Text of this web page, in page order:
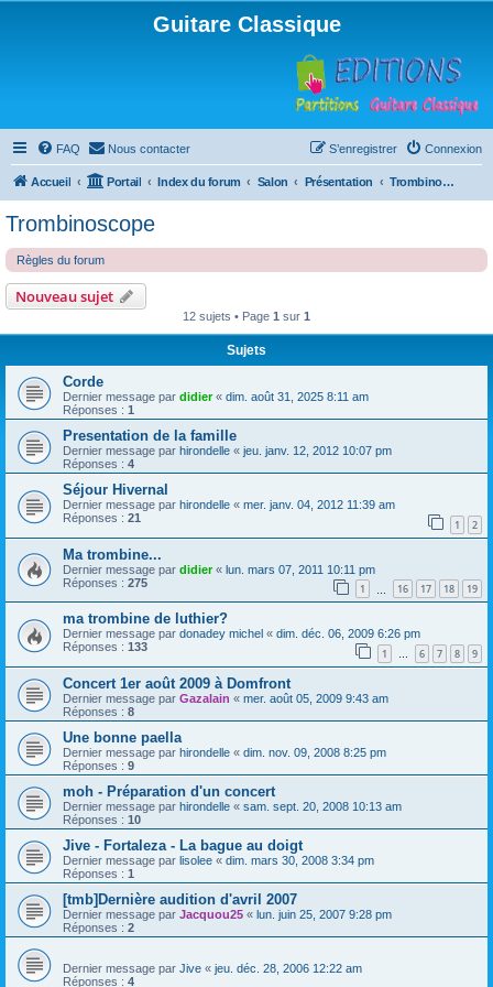
Guitare Classique
FAQ Nous contacter Connexion
S’enregistrer
Accueil Portail Index du forum Salon Présentation Trombinoscope
Trombinoscope
Règles du forum
Nouveau sujet
12 sujets • Page 1 sur 1
Sujets
Corde
Dernier message par didier« dim. août 31, 2025 8:11 am
Réponses : 1
Presentation de la famille
Dernier message par hirondelle « jeu. janv. 12, 2012 10:07 pm
Réponses : 4
Séjour Hivernal
Dernier message par hirondelle « mer. janv. 04, 2012 11:39 am
Réponses : 21 1 2
Ma trombine...
Dernier message par didier« lun. mars 07, 2011 10:11 pm
Réponses : 275 1 16 17 18 19
ma trombine de luthier?
Dernier message par donadey michel « dim. déc. 06, 2009 6:26 pm
Réponses : 133 1 … 6 7 8 9
Concert 1er août 2009 à Domfront
Dernier message par Gazalain « mer. août 05, 2009 9:43 am
Réponses : 8
Une bonne paella
Dernier message par hirondelle « dim. nov. 09, 2008 8:25 pm
Réponses : 9
moh - Préparation d'un concert
Dernier message par hirondelle « sam. sept. 20, 2008 10:13 am
Réponses : 10
Jive - Fortaleza - La bague au doigt
Dernier message par lisolee « dim. mars 30, 2008 3:34 pm
Réponses : 1
[tmb]Dernière audition d'avril 2007
Dernier message par Jacquou25 « lun. juin 25, 2007 9:28 pm
Réponses : 2
Dernier message par Jive « jeu. déc. 28, 2006 12:22 am
Réponses : 4